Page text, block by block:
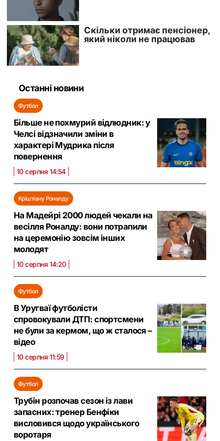
Останні новини
Футбол
Більше не похмурий відлюдник: у
Челсі відзначили зміни в
характері Мудрика після
повернення
10 серпня 14:54
Кріштіану Роналду
На Мадейрі 2000 людей чекали на
весілля Роналду: вони потрапили
на церемонію зовсім інших
молодят
10 серпня 14:20
Футбол
В Уругваї футболісти
спровокували ДТП: спортсмени
не були за кермом, що ж сталося –
відео
10 серпня 11:59
Футбол
Трубін розпочав сезон із лави
запасних: тренер Бенфіки
висловився щодо українського
воротаря